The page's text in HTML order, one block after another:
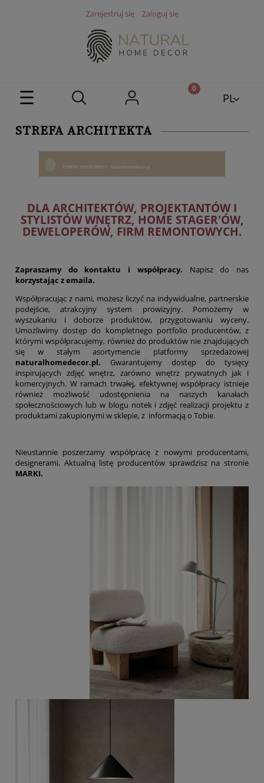
Zarejestruj się Zaloguj się
PL
STREFA ARCHITEKTA
DLA ARCHITEKTÓW, PROJEKTANTÓW I
STYLISTÓW WNĘTRZ, HOME STAGER'ÓW,
DEWELOPERÓW, FIRM REMONTOWYCH.
Zapraszamy do kontaktu i współpracy. Napisz do nas
korzystając z emaila.
Współpracując z nami, możesz liczyć na indywidualne, partnerskie
podejście, atrakcyjny system prowizyjny. Pomożemy w
wyszukaniu i doborze produktów, przygotowaniu wyceny.
Umożliwimy dostęp do kompletnego portfolio producentów, z
którymi współpracujemy, również do produktów nie znajdujących
się w stałym asortymencie platformy sprzedażowej
naturalhomedecor.pl. Gwarantujemy dostęp do tysięcy
inspirujących zdjęć wnętrz, zarówno wnętrz prywatnych jak i
komercyjnych. W ramach trwałej, efektywnej współpracy istnieje
również możliwość udostępnienia na naszych kanałach
społecznościowych lub w blogu notek i zdjęć realizacji projektu z
produktami zakupionymi w sklepie, z informacją o Tobie.
Nieustannie poszerzamy współpracę z nowymi producentami,
designerami. Aktualną listę producentów sprawdzisz na stronie
MARKI.